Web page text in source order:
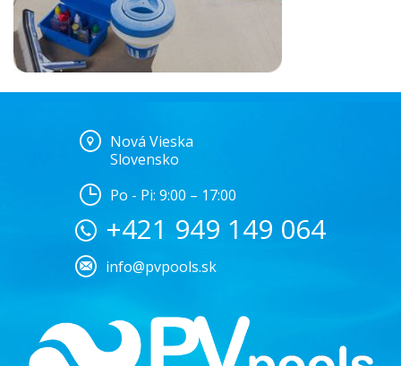
Nová Vieska
Slovensko
Po - Pi: 9:00 – 17:00
+421 949 149 064
info@pvpools.sk